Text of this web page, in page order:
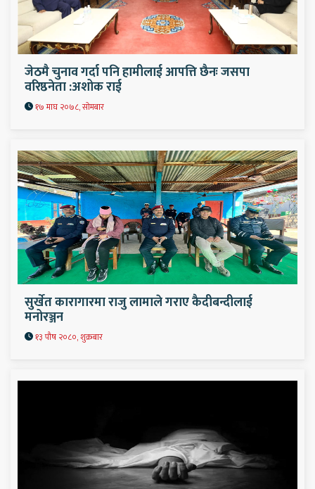
जेठमै चुनाव गर्दा पनि हामीलाई आपत्ति छैनः जसपा
वरिष्ठनेता :अशोक राई
१७ माघ २०७८, सोमबार
सुर्खेत कारागारमा राजु लामाले गराए कैदीबन्दीलाई
मनोरञ्जन
१३ पौष २०८०, शुक्रबार